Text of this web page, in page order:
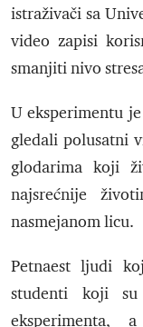
istraživači sa
video zapisi
smanjiti nivo
U eksperimentu
gledali polusatni
glodarima koji
najsrećnije
nasmejanom licu.
Petnaest ljudi
studenti koji